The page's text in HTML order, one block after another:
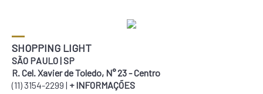
SHOPPING LIGHT
SÃO PAULO | SP
R. Cel. Xavier de Toledo, N° 23 - Centro
(11) 3154-2299 | + INFORMAÇÕES